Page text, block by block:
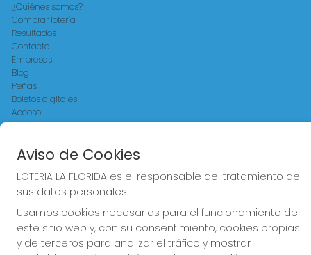
¿Quiénes somos?
Comprar lotería
Resultados
Contacto
Empresas
Blog
Peñas
Boletos digitales
Acceso
Registro
REDES SOCIALES
CONTACTO
LOTERIA LA FLORIDA ADMINISTRACION DE LOTERIAS: 14-LA
CORUÑA - RECEPTOR OFICIAL: 30015
Aviso de Cookies
LOTERIA LA FLORIDA es el responsable del tratamiento de
sus datos personales.
Usamos cookies necesarias para el funcionamiento de
este sitio web y, con su consentimiento, cookies propias
y de terceros para analizar el tráfico y mostrar